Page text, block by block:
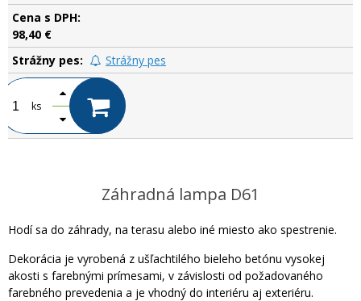
98,40 €
Strážny pes
ks
Záhradná lampa D61
Hodí sa do záhrady, na terasu alebo iné miesto ako spestrenie.
Dekorácia je vyrobená z ušľachtilého bieleho betónu vysokej
akosti s farebnými prímesami, v závislosti od požadovaného
farebného prevedenia a je vhodný do interiéru aj exteriéru.